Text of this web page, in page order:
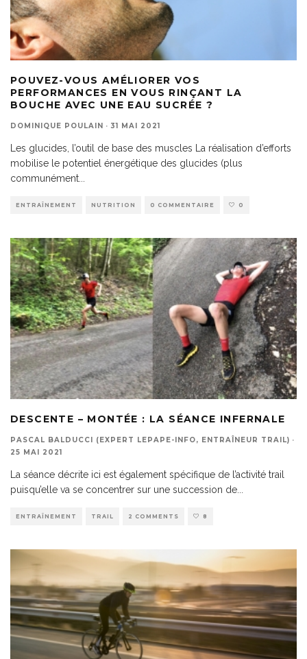
POUVEZ-VOUS AMÉLIORER VOS
PERFORMANCES EN VOUS RINÇANT LA
BOUCHE AVEC UNE EAU SUCRÉE ?
DOMINIQUE POULAIN · 31 MAI 2021
Les glucides, l’outil de base des muscles La réalisation d’efforts
mobilise le potentiel énergétique des glucides (plus
communément...
ENTRAÎNEMENT NUTRITION 0 COMMENTAIRE 0
DESCENTE – MONTÉE : LA SÉANCE INFERNALE
PASCAL BALDUCCI (EXPERT LEPAPE-INFO, ENTRAÎNEUR TRAIL) ·
25 MAI 2021
La séance décrite ici est également spécifique de l’activité trail
puisqu’elle va se concentrer sur une succession de...
ENTRAÎNEMENT TRAIL 2 COMMENTS 8